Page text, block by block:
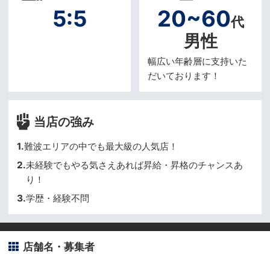
5:5 20~60代
男性
幅広い年齢層に支持いた
だいております！
当店の強み
1.難波エリアの中でも最大級の人気店！
2.未経験でもやる気さえあれば昇給・昇格のチャンスあ
り！
3.学歴・経験不問
店舗名・募集者